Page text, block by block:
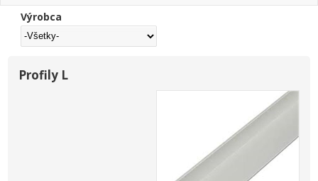
Výrobca
Profily L